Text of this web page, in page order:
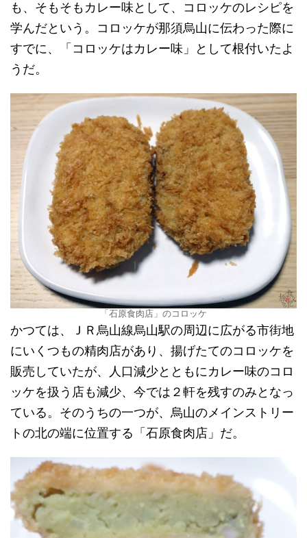
も、そもそもカレー味として、コロッケのレシピを
学んだという。コロッケが那須烏山に伝わった際に
すでに、「コロッケはカレー味」として根付いたよ
うだ。
「石原食肉店」のコロッケ
かつては、ＪＲ烏山線烏山駅の周辺に広がる市街地
にいくつもの精肉店があり、揚げたてのコロッケを
販売していたが、人口減少とともにカレー味のコロ
ッケを扱う店も減少、今では２軒を残すのみとなっ
ている。そのうちの一つが、烏山のメインストリー
トの北の端に位置する「石原食肉店」だ。